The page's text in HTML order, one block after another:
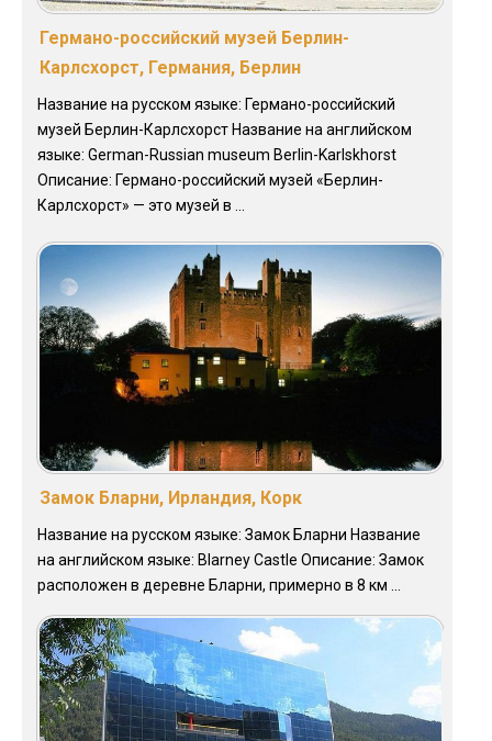
Германо-российский музей Берлин-
Карлсхорст, Германия, Берлин
Название на русском языке: Германо-российский
музей Берлин-Карлсхорст Название на английском
языке: German-Russian museum Berlin-Karlskhorst
Описание: Германо-российский музей «Берлин-
Карлсхорст» — это музей в ...
Замок Бларни, Ирландия, Корк
Название на русском языке: Замок Бларни Название
на английском языке: Blarney Castle Описание: Замок
расположен в деревне Бларни, примерно в 8 км ...